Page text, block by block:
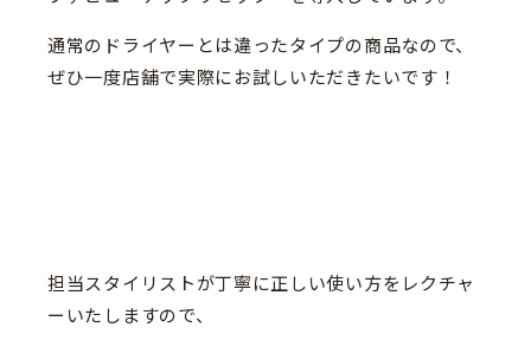
通常のドライヤーとは違ったタイプの商品なので、
ぜひ一度店舗で実際にお試しいただきたいです！
担当スタイリストが丁寧に正しい使い方をレクチャ
ーいたしますので、